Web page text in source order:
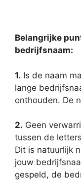
Belangrijke
bedrijfsnaam:
1. Is de naam
lange
onthouden. De
2. Geen
tussen de
Dit is natuurlijk
jouw
gespeld, de